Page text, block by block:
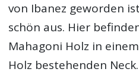
von Ibanez geworden
schön aus. Hier
Mahagoni Holz in
Holz bestehenden